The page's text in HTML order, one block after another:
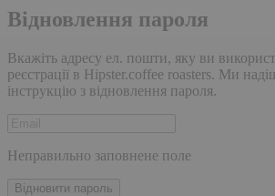
Відновлення пароля
Вкажіть адресу ел. пошти, яку ви
реєстрації в Hipster.coffee roasters. Ми
інструкцію з відновлення пароля.
Неправильно заповнене поле
Відновити пароль